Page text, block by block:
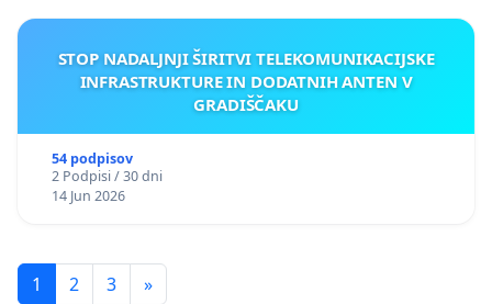
STOP NADALJNJI ŠIRITVI TELEKOMUNIKACIJSKE
INFRASTRUKTURE IN DODATNIH ANTEN V
GRADIŠČAKU
54 podpisov
2 Podpisi / 30 dni
14 Jun 2026
1 2 3 »